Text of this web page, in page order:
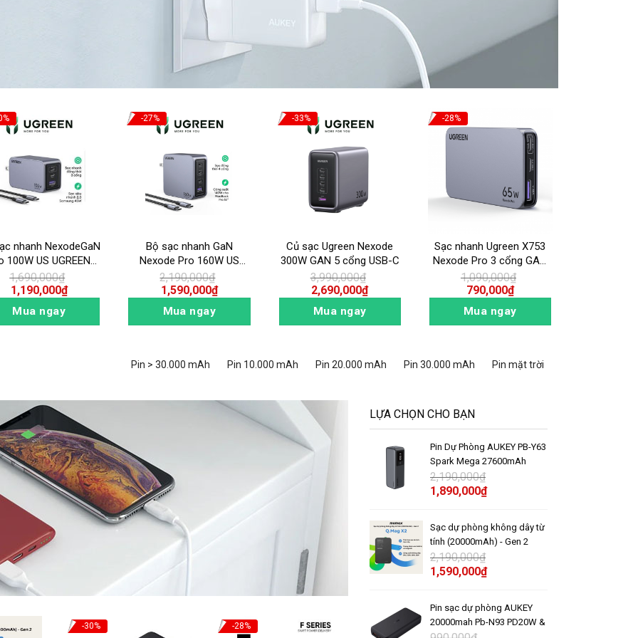
nhanh NexodeGaN
100W US UGREEN
X757 25873
1,690,000₫
1,190,000₫
Mua ngay
-27%
Bộ sạc nhanh GaN
Nexode Pro 160W US
UGREEN X763 25876
2,190,000₫
1,590,000₫
Mua ngay
-33%
Củ sạc Ugreen Nexode
300W GAN 5 cổng USB-C
3,990,000₫
2,690,000₫
Mua ngay
-28%
Sạc nhanh Ugreen X753
Nexode Pro 3 cổng GAN
Ultra-Slim US 65W- 15817
1,090,000₫
790,000₫
Mua ngay
Pin > 30.000 mAh Pin 10.000 mAh Pin 20.000 mAh Pin 30.000 mAh Pin mặt trời
-30% -28% -23%
LỰA CHỌN CHO BẠN
Pin Dự Phòng AUKEY PB-Y63
Spark Mega 27600mAh
140W
2,190,000₫
1,890,000₫
Sạc dự phòng không dây từ
tính (20000mAh) - Gen 2
Momax Q.Mag X2 35W
2,190,000₫
1,590,000₫
Pin sạc dự phòng AUKEY
20000mah Pb-N93 PD20W &
QC3.0 &22.5W